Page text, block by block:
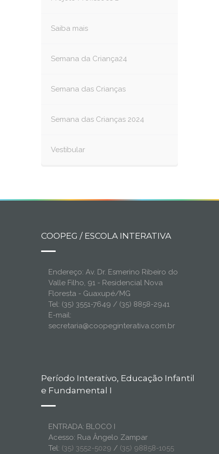
Saiba mais
Semana da Criança24
Semana das Crianças
Semana das Crianças 2024
Vestibular
COOPEG / ESCOLA INTERATIVA
Endereço: Av. Dr. Esmerino Ribeiro do
Valle Filho, 91 - Residencial Nova
Floresta - Guaxupé/MG
Tel: (35) 3551-7649 / (35) 8858-2941
E-mail:
secretaria@coopeginterativa.com.br
Período Interativo, Educação Infantil
e Fundamental I
ENTRADA: BLOCO I
Acesso: Rua Ângelo Zampar
Tel: (35) 3552-5029 / (35) 98858-1055